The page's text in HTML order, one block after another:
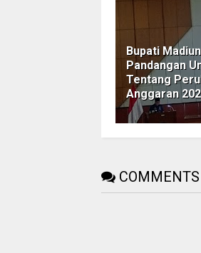
Bupati
Pandangan
Tentang
Anggaran
COMMENTS